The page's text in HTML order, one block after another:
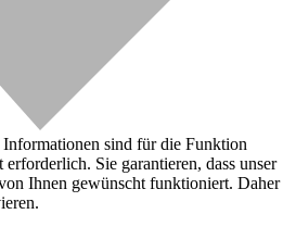
sind für die Funktion
erforderlich. Sie garantieren, dass unser
Ihnen gewünscht funktioniert. Daher